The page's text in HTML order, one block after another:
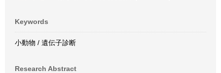
Keywords
小動物 / 遺伝子診断
Research Abstract